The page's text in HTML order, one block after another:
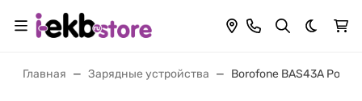
Темная
Главная Зарядные устройства Borofone BAS43A